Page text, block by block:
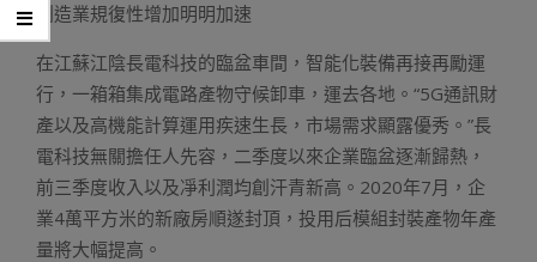
創造業規復性增加明明加速
在江蘇江陰長電科技的臨盆車間，智能化裝備再接再勵運
行，一箱箱集成電路產物守候卸車，運去各地。“5G通訊財
產以及高機能計算運用疾速生長，市場需求顯露優秀。”長
電科技無關擔任人先容，二季度以來企業臨盆逐漸歸熱，
前三季度收入以及凈利潤均創汗青新高。2020年7月，企
業4萬平方米的新廠房順遂封頂，投用后模組封裝產物年產
量將大幅提高。